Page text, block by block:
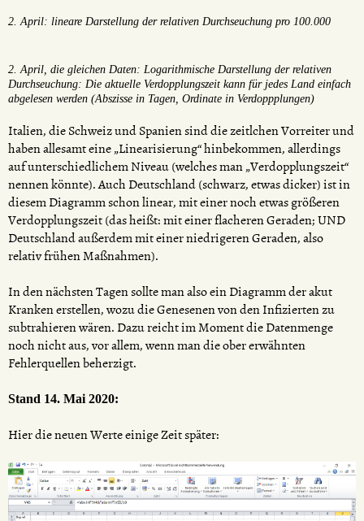
2. April: lineare Darstellung der relativen Durchseuchung pro 100.000
2. April, die gleichen Daten: Logarithmische Darstellung der relativen
Durchseuchung: Die aktuelle Verdopplungszeit kann für jedes Land einfach
abgelesen werden (Abszisse in Tagen, Ordinate in Verdoppplungen)
Italien, die Schweiz und Spanien sind die zeitlchen Vorreiter und
haben allesamt eine „Linearisierung“ hinbekommen, allerdings
auf unterschiedlichem Niveau (welches man „Verdopplungszeit“
nennen könnte). Auch Deutschland (schwarz, etwas dicker) ist in
diesem Diagramm schon linear, mit einer noch etwas größeren
Verdopplungszeit (das heißt: mit einer flacheren Geraden; UND
Deutschland außerdem mit einer niedrigeren Geraden, also
relativ frühen Maßnahmen).
In den nächsten Tagen sollte man also ein Diagramm der akut
Kranken erstellen, wozu die Genesenen von den Infizierten zu
subtrahieren wären. Dazu reicht im Moment die Datenmenge
noch nicht aus, vor allem, wenn man die ober erwähnten
Fehlerquellen beherzigt.
Stand 14. Mai 2020:
Hier die neuen Werte einige Zeit später: